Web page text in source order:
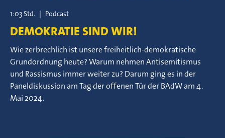
1:03 Std. | Podcast
DEMOKRATIE SIND WIR!
Wie zerbrechlich ist unsere freiheitlich-demokratische
Grundordnung heute? Warum nehmen Antisemitismus
und Rassismus immer weiter zu? Darum ging es in der
Paneldiskussion am Tag der offenen Tür der BAdW am 4.
Mai 2024.